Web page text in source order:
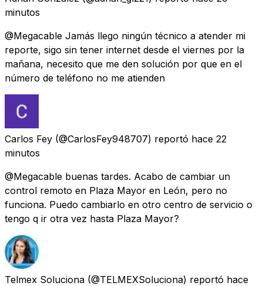
minutos
@Megacable Jamás llego ningún técnico a atender mi
reporte, sigo sin tener internet desde el viernes por la
mañana, necesito que me den solución por que en el
número de teléfono no me atienden
Carlos Fey (@CarlosFey948707) reportó hace 22
minutos
@Megacable buenas tardes. Acabo de cambiar un
control remoto en Plaza Mayor en León, pero no
funciona. Puedo cambiarlo en otro centro de servicio o
tengo q ir otra vez hasta Plaza Mayor?
Telmex Soluciona (@TELMEXSoluciona) reportó hace